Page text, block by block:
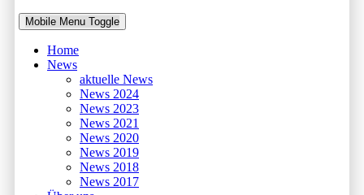
Mobile Menu Toggle
Home
News
aktuelle News
News 2024
News 2023
News 2021
News 2020
News 2019
News 2018
News 2017